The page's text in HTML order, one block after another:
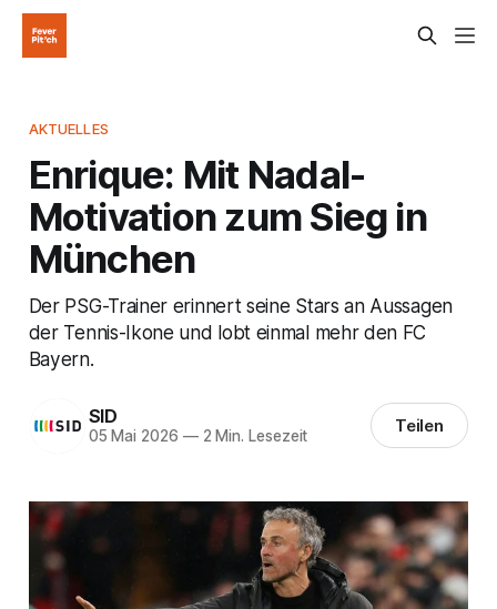
AKTUELLES
Enrique: Mit Nadal-
Motivation zum Sieg in
München
Der PSG-Trainer erinnert seine Stars an Aussagen
der Tennis-Ikone und lobt einmal mehr den FC
Bayern.
SID
05 Mai 2026 —2 Min. Lesezeit Teilen